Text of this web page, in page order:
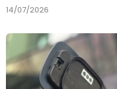
14/07/2026